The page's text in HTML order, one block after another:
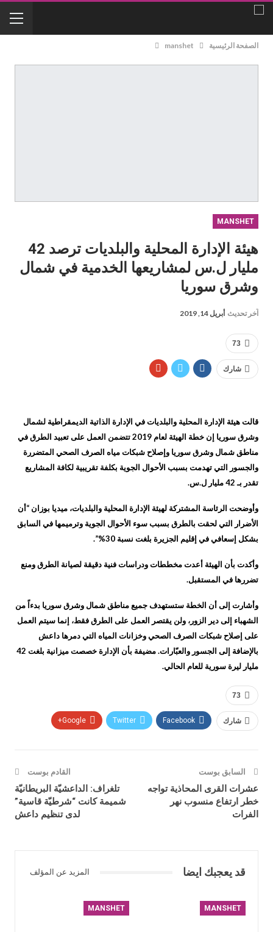
الصفحة الرئيسية manshet
MANSHET
هيئة الإدارة المحلية والبلديات ترصد 42
مليار ل.س لمشاريعها الخدمية في شمال
وشرق سوريا
آخر تحديث أبريل 14, 2019
73
شارك
قالت هيئة الإدارة المحلية والبلديات في الإدارة الذاتية الديمقراطية لشمال
وشرق سوريا إن خطة الهيئة لعام 2019 تتضمن العمل على تعبيد الطرق في
مناطق شمال وشرق سوريا وإصلاح شبكات مياه الصرف الصحي المتضررة
والجسور التي تهدمت بسبب الأحوال الجوية بكلفة تقريبية لكافة المشاريع
تقدر بـ 42 مليار ل.س.
وأوضحت الرئاسة المشتركة لهيئة الإدارة المحلية والبلديات، ميديا بوزان “أن
الأضرار التي لحقت بالطرق بسبب سوء الأحوال الجوية وترميمها في السابق
بشكل إسعافي في إقليم الجزيرة بلغت نسبة 30%”.
وأكدت بأن الهيئة أعدت مخططات ودراسات فنية دقيقة لصيانة الطرق ومنع
تضررها في المستقبل.
وأشارت إلى أن الخطة ستستهدف جميع مناطق شمال وشرق سوريا بدءاً من
الشهباء إلى دير الزور، ولن يقتصر العمل على الطرق فقط، إنما سيتم العمل
على إصلاح شبكات الصرف الصحي وخزانات المياه التي دمرها داعش
بالإضافة إلى الجسور والعبّارات. مضيفة بأن الإدارة خصصت ميزانية بلغت 42
مليار ليرة سورية للعام الحالي.
73
شارك Facebook
Twitter
Google+
السابق بوست
عشرات القرى المحاذية تواجه
خطر ارتفاع منسوب نهر
الفرات
القادم بوست
تلغراف: الداعشيّة البريطانيّة
شميمة كانت “شرطيّة قاسية”
لدى تنظيم داعش
قد يعجبك ايضا المزيد عن المؤلف
MANSHET
MANSHET